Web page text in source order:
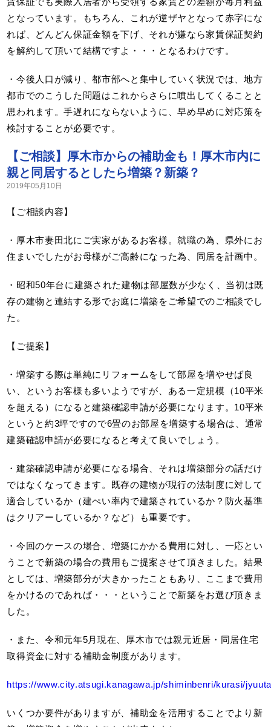
となっています。もちろん、これが逆ザヤとなって赤字にな
れば、どんどん保証金額を下げ、それが嫌なら家賃保証契約
を解約して頂いて結構ですよ・・・となるわけです。
・今後人口が減り、都市部へと集中していく状況では、地方
都市でのこうした問題はこれからさらに噴出してくることと
思われます。手遅れにならないように、早め早めに対応策を
検討することが必要です。
【ご相談】厚木市からの補助金も！厚木市内に
親と同居するとしたら増築？新築？
2019年05月10日
【ご相談内容】
・厚木市妻田北にご実家があるお客様。就職の為、県外にお
住まいでしたがお母様がご高齢になった為、同居を計画中。
・昭和50年台に建築された建物は部屋数が少なく、当初は既
存の建物と連結する形でお庭に増築をご希望でのご相談でし
た。
【ご提案】
・増築する際は単純にリフォームをして部屋を増やせば良
い、というお客様も多いようですが、ある一定規模（10平米
を超える）になると建築確認申請が必要になります。10平米
というと約3坪ですので6畳のお部屋を増築する場合は、通常
建築確認申請が必要になると考えて良いでしょう。
・建築確認申請が必要になる場合、それは増築部分の話だけ
ではなくなってきます。既存の建物が現行の法制度に対して
適合しているか（建ぺい率内で建築されているか？防火基準
はクリアーしているか？など）も重要です。
・今回のケースの場合、増築にかかる費用に対し、一応とい
うことで新築の場合の費用もご提案させて頂きました。結果
としては、増築部分が大きかったこともあり、ここまで費用
をかけるのであれば・・・ということで新築をお選び頂きま
した。
・また、令和元年5月現在、厚木市では親元近居・同居住宅
取得資金に対する補助金制度があります。
https://www.city.atsugi.kanagawa.jp/shiminbenri/kurasi/
いくつか要件がありますが、補助金を活用することでより新